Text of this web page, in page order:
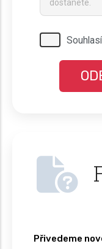
Pro odeslání
podmínky.
Přivedeme